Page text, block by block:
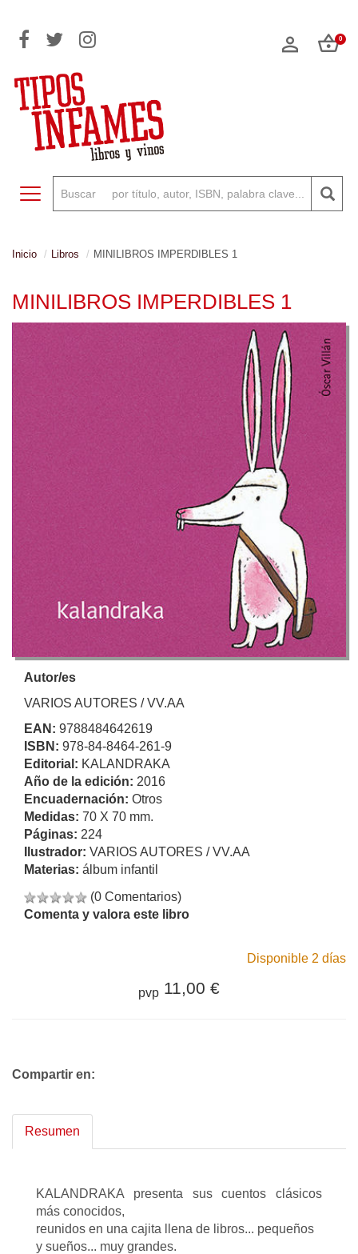
0
Toggle navigation
Inicio Libros MINILIBROS IMPERDIBLES 1
MINILIBROS IMPERDIBLES 1
Autor/es
VARIOS AUTORES / VV.AA
EAN: 9788484642619
ISBN: 978-84-8464-261-9
Editorial: KALANDRAKA
Año de la edición: 2016
Encuadernación: Otros
Medidas: 70 X 70 mm.
Páginas: 224
Ilustrador: VARIOS AUTORES / VV.AA
Materias: álbum infantil
(0 Comentarios)
Comenta y valora este libro
Disponible 2 días
pvp 11,00 €
Compartir en:
Resumen
KALANDRAKA presenta sus cuentos clásicos
más conocidos,
reunidos en una cajita llena de libros... pequeños
y sueños... muy grandes.